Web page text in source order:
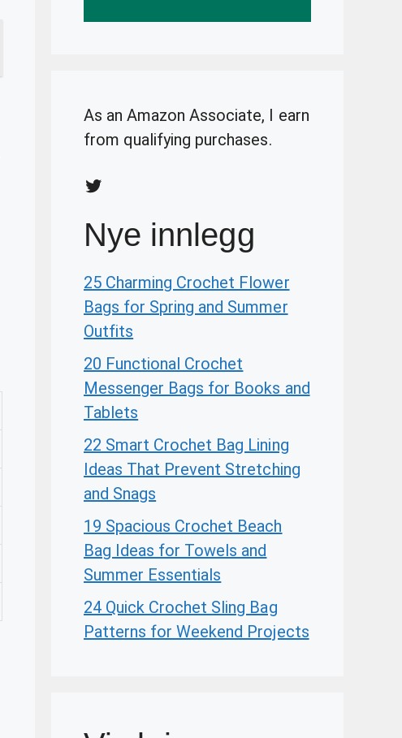
As an Amazon Associate, I earn
from qualifying purchases.
Twitter
Nye innlegg
25 Charming Crochet Flower
Bags for Spring and Summer
Outfits
20 Functional Crochet
Messenger Bags for Books and
Tablets
22 Smart Crochet Bag Lining
Ideas That Prevent Stretching
and Snags
19 Spacious Crochet Beach
Bag Ideas for Towels and
Summer Essentials
24 Quick Crochet Sling Bag
Patterns for Weekend Projects